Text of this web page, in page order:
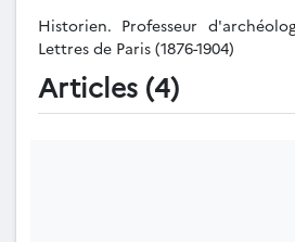
Historien. Professeur
Lettres de Paris (1876-1904)
Articles (4)